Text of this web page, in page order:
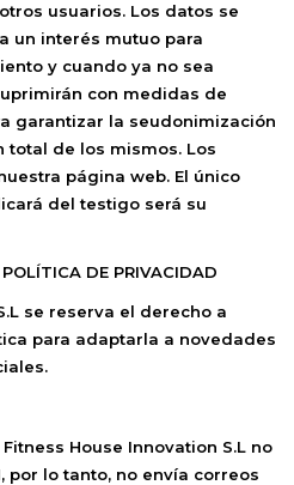
usuarios. Los datos se
un interés mutuo para
y cuando ya no sea
con medidas de
garantizar la seudonimización
de los mismos. Los
página web. El único
del testigo será su
DE PRIVACIDAD
se reserva el derecho a
para adaptarla a novedades
Fitness House Innovation S.L no
por lo tanto, no envía correos